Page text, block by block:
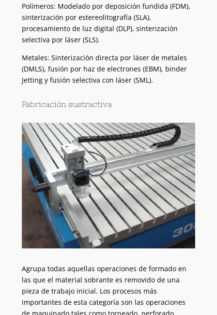
Polímeros: Modelado por deposición fundida (FDM),
sinterización por estereolitografía (SLA),
procesamiento de luz digital (DLP), sinterización
selectiva por láser (SLS).
Metales: Sinterización directa por láser de metales
(DMLS), fusión por haz de electrones (EBM), binder
Jetting y fusión selectiva con láser (SML).
Fabricación sustractiva
Agrupa todas aquellas operaciones de formado en
las que el material sobrante es removido de una
pieza de trabajo inicial. Los procesos más
importantes de esta categoría son las operaciones
de maquinado tales como torneado, perforado,